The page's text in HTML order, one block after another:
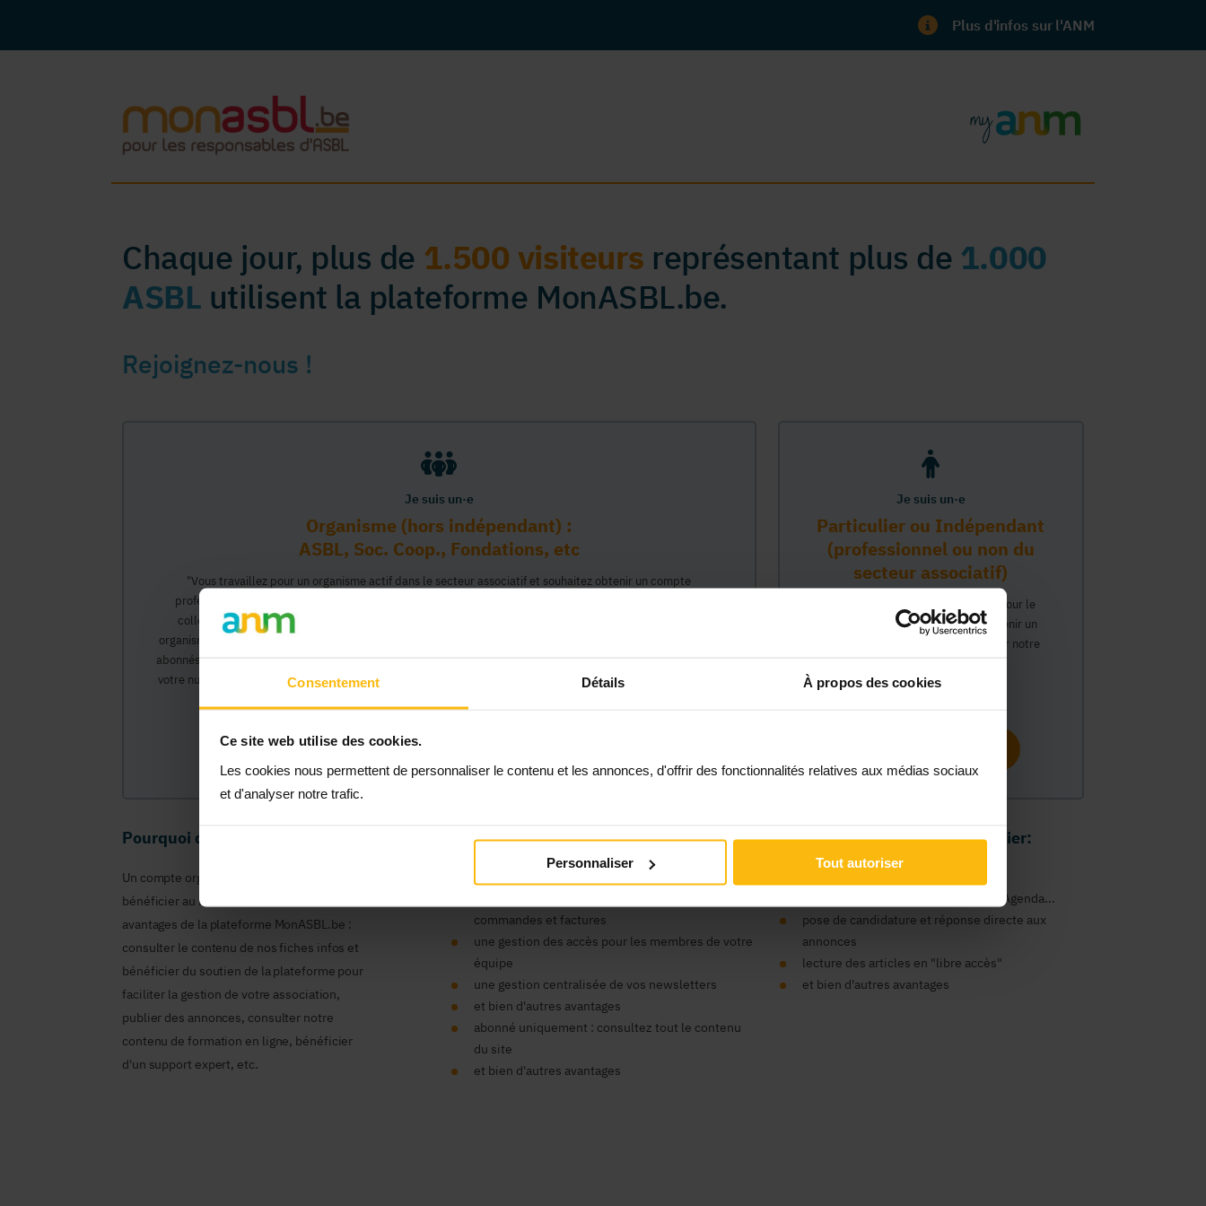
Consentement Détails À propos des cookies
Ce site web utilise des cookies.
Les cookies nous permettent de personnaliser le contenu et les annonces, d'offrir des fonctionnalités relatives aux médias sociaux
et d'analyser notre trafic.
Personnaliser Tout autoriser
Plus d'infos sur l'ANM
Chaque jour, plus de 1.500 visiteurs représentant plus de 1.000
ASBL utilisent la plateforme MonASBL.be.
Rejoignez-nous !
Je suis un·e
Organisme (hors indépendant) :
ASBL, Soc. Coop., Fondations, etc
"Vous travaillez pour un organisme actif dans le secteur associatif et souhaitez obtenir un compte
professionnel vous permettant d'interagir sur la plateforme MonASBL au nom de votre organisme. Vos
collègues pourront créer leur propre compte lié à ce compte professionnel et ainsi représenter votre
organisme et interagir au nom de celui-ci, accéder à tout le contenu de la plateforme MonASBL (réservé aux
abonnés).</0>Cette inscription comprendra deux étapes : 1/ identifiaction de l'organisme (munissez-vous de
votre numéro Banque Carrefour de l'Entreprise)2/ création de votre compte individuel professionnel lié à cet
Continuer
Je suis un·e
Particulier ou Indépendant
(professionnel ou non du
secteur associatif)
Vous travaillez ou avez un intérêt pour le
secteur associatif et souhaitez obtenir un
compte personnel pour interagir sur notre
Pourquoi devenir membre en tant qu’organisme ?
Un compte organisme est nécessaire pour
bénéficier au nom de votre ASBL des
avantages de la plateforme MonASBL.be :
consulter le contenu de nos fiches infos et
bénéficier du soutien de la plateforme pour
faciliter la gestion de votre association,
publier des annonces, consulter notre
contenu de formation en ligne, bénéficier
d'un support expert, etc.
commandes et factures
une gestion des accès pour les membres de votre
équipe
une gestion centralisée de vos newsletters
et bien d'autres avantages
abonné uniquement : consultez tout le contenu
du site
et bien d'autres avantages
Vos avantages comme particulier:
consultation des annonces Emploi, Agenda...
pose de candidature et réponse directe aux
annonces
lecture des articles en "libre accès"
et bien d'autres avantages